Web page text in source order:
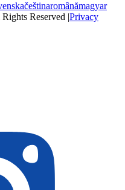
češtinaromânămagyar
Reserved |Privacy